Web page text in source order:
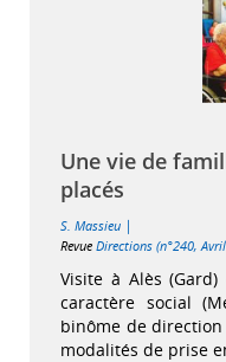
Une vie de
placés
S. Massieu |
Revue Directions (n°240,
Visite à Alès
caractère social
binôme de
modalités de prise